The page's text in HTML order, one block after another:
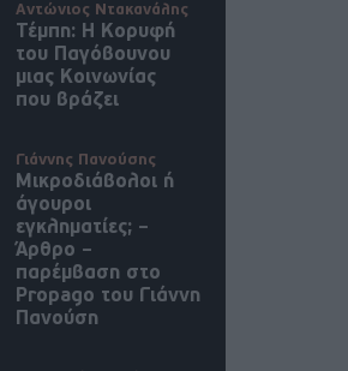
Αντώνιος Ντακανάλης
Τέμπη: Η Κορυφή
του Παγόβουνου
μιας Κοινωνίας
που βράζει
Γιάννης Πανούσης
Μικροδιάβολοι ή
άγουροι
εγκληματίες; –
Άρθρο –
παρέμβαση στο
Propago του Γιάννη
Πανούση